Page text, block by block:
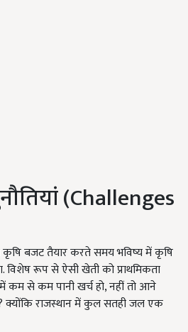
(Challenges
बजट तैयार करते समय भविष्य में कृषि
विशेष रूप से ऐसी खेती को प्राथमिकता
कम से कम पानी खर्च हो, नहीं तो आने
क्योंकि राजस्थान में कुल सतही जल एक